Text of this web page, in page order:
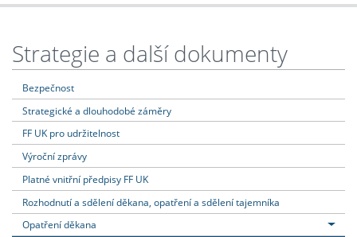
Strategie a další dokumenty
Bezpečnost
Strategické a dlouhodobé záměry
FF UK pro udržitelnost
Výroční zprávy
Platné vnitřní předpisy FF UK
Rozhodnutí a sdělení děkana, opatření a sdělení tajemníka
Opatření děkana